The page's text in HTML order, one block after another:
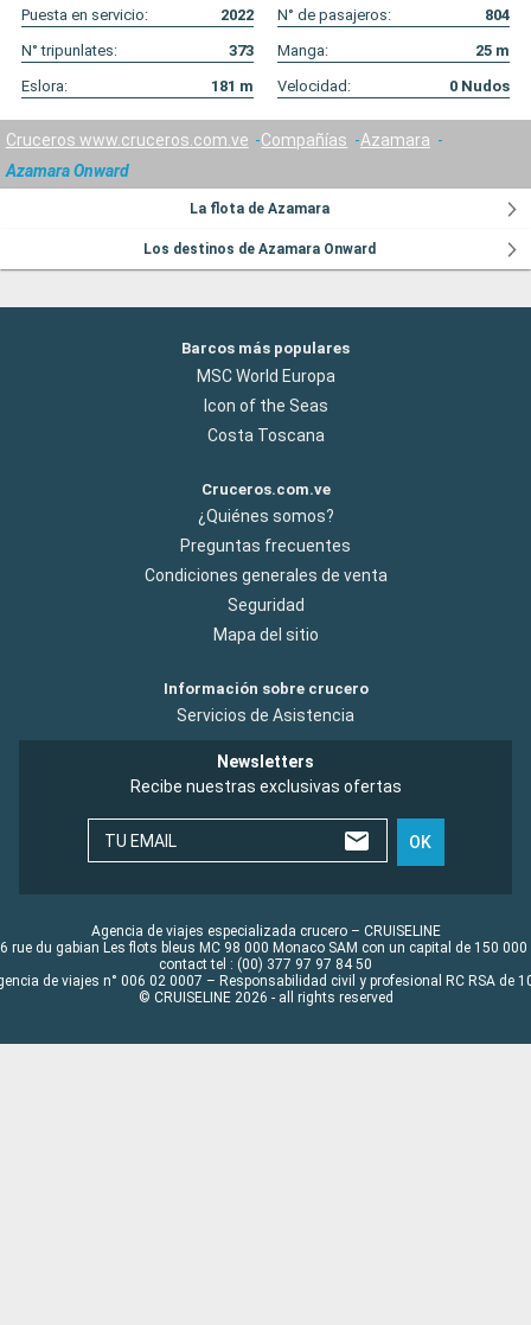
Puesta en servicio: 2022 N° de pasajeros:
804
N° tripunlates:
373 Manga: 25 m
Eslora:
181 m Velocidad: 0 Nudos
Cruceros www.cruceros.com.ve Compañías
Azamara
Azamara Onward
La flota de Azamara
Los destinos de Azamara Onward
Barcos más populares
MSC World Europa
Icon of the Seas
Costa Toscana
Cruceros.com.ve
¿Quiénes somos?
Preguntas frecuentes
Condiciones generales de venta
Seguridad
Mapa del sitio
Información sobre crucero
Servicios de Asistencia
Newsletters
Recibe nuestras exclusivas ofertas
TU EMAIL OK
Agencia de viajes especializada crucero – CRUISELINE
rue du gabian Les flots bleus MC 98 000 Monaco SAM con un capital de 150 000
contact tel : (00) 377 97 97 84 50
de viajes n° 006 02 0007 – Responsabilidad civil y profesional RC RSA de
© CRUISELINE 2026 - all rights reserved